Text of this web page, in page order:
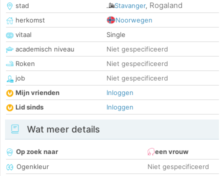
stad
Stavanger, Rogaland
herkomst
Noorwegen
vitaal
Single
academisch niveau
Niet gespecificeerd
Roken
Niet gespecificeerd
job
Niet gespecificeerd
Mijn vrienden
Inloggen
Lid sinds
Inloggen
Wat meer details
Op zoek naar
een vrouw
Ogenkleur
Niet gespecificeerd